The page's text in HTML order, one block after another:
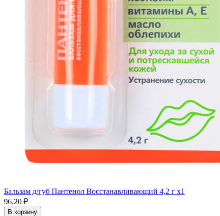
Бальзам д/губ Пантенол Восстанавливающий 4,2 г x1
96.20 ₽
В корзину